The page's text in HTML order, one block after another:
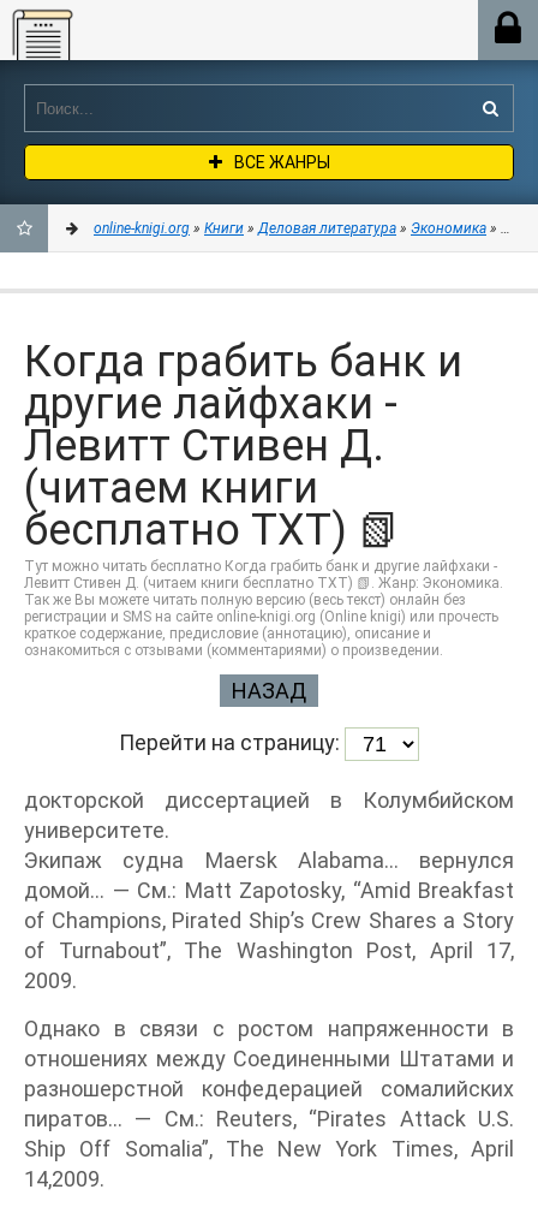
Online-knigi.org
ВСЕ ЖАНРЫ
ЗАКЛАДКИ
online-knigi.org » Книги »Деловая литература » Экономика »
Когда грабить банк и
другие лайфхаки -
Левитт Стивен Д.
(читаем книги
бесплатно TXT) 📗
Тут можно читать бесплатно Когда грабить банк и другие лайфхаки -
Левитт Стивен Д. (читаем книги бесплатно TXT) 📗. Жанр: Экономика.
Так же Вы можете читать полную версию (весь текст) онлайн без
регистрации и SMS на сайте online-knigi.org (Online knigi) или прочесть
краткое содержание, предисловие (аннотацию), описание и
ознакомиться с отзывами (комментариями) о произведении.
НАЗАД
Перейти на страницу:
докторской диссертацией в Колумбийском
университете.
Экипаж судна Maersk Alabama... вернулся
домой... — См.: Matt Zapotosky, “Amid Breakfast
of Champions, Pirated Ship’s Crew Shares a Story
of Turnabout”, The Washington Post, April 17,
2009.
Однако в связи с ростом напряженности в
отношениях между Соединенными Штатами и
разношерстной конфедерацией сомалийских
пиратов... — См.: Reuters, “Pirates Attack U.S.
Ship Off Somalia”, The New York Times, April
14,2009.